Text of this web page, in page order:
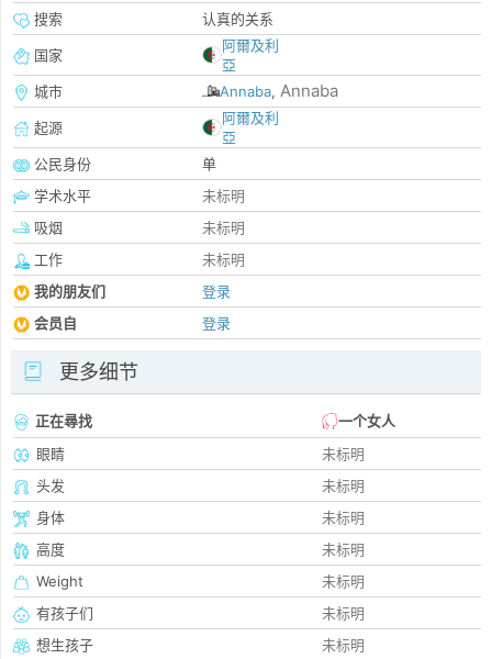
搜索
认真的关系
国家
阿爾及利
亞
城市
Annaba, Annaba
起源
阿爾及利
亞
公民身份
单
学术水平
未标明
吸烟
未标明
工作
未标明
我的朋友们
登录
会员自
登录
更多细节
正在尋找
一个女人
眼睛
未标明
头发
未标明
身体
未标明
高度
未标明
Weight
未标明
有孩子们
未标明
想生孩子
未标明